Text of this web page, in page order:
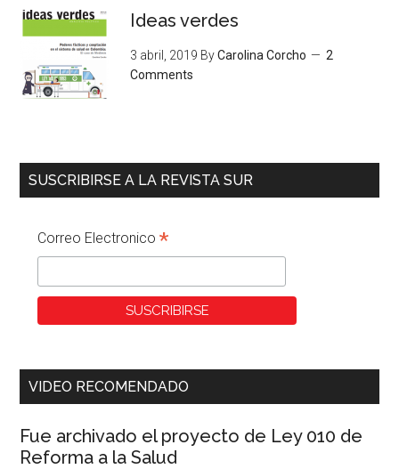
Ideas verdes
3 abril, 2019 ByCarolina Corcho
2
Comments
SUSCRIBIRSE A LA REVISTA SUR
Correo Electronico*
VIDEO RECOMENDADO
Fue archivado el proyecto de Ley 010 de
Reforma a la Salud